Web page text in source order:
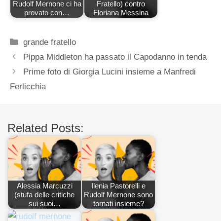
Rudolf Mernone ci ha
provato con…
Fratello) contro
Floriana Messina
Categorie
grande fratello
Pippa Middleton ha passato il Capodanno in tenda
Prime foto di Giorgia Lucini insieme a Manfredi
Ferlicchia
Related Posts:
Alessia Marcuzzi
(stufa delle critiche
sui suoi…
Ilenia Pastorelli e
Rudolf Mernone sono
tornati insieme?